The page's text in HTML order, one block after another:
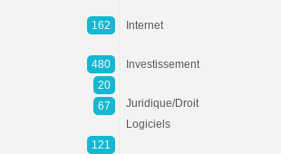
162
480
20
67
121
Internet
Investissement
Juridique/Droit
Logiciels